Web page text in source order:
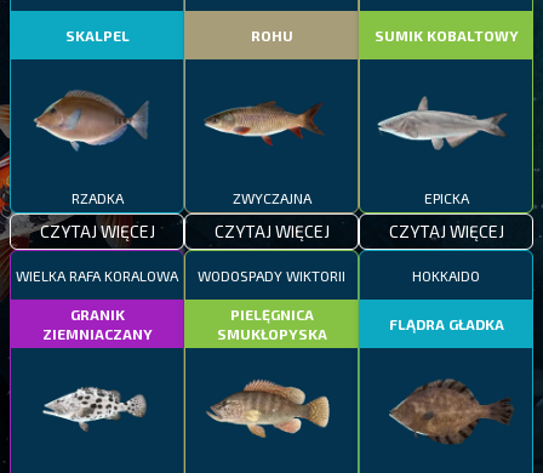
SKALPEL
RZADKA
CZYTAJ WIĘCEJ
ROHU
ZWYCZAJNA
CZYTAJ WIĘCEJ
SUMIK KOBALTOWY
EPICKA
CZYTAJ WIĘCEJ
WIELKA RAFA KORALOWA
GRANIK
ZIEMNIACZANY
WODOSPADY WIKTORII
PIELĘGNICA
SMUKŁOPYSKA
HOKKAIDO
FLĄDRA GŁADKA